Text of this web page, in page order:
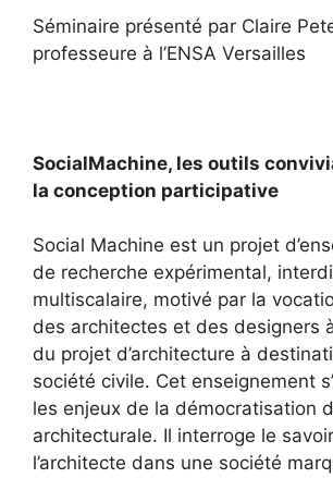
Séminaire présenté par Claire
professeure à l’ENSA Versailles
SocialMachine, les outils
la conception participative
Social Machine est un projet
de recherche expérimental,
multiscalaire, motivé par la
des architectes et des designers
du projet d’architecture à
société civile. Cet enseignement
les enjeux de la démocratisation
architecturale. Il interroge le
l’architecte dans une société